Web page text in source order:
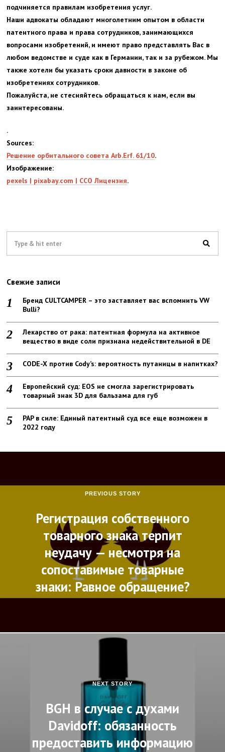
подчиняется правилам изобретения услуг.
Наши адвокаты обладают многолетним опытом в области
патентного права и права сотрудников, занимающихся
вопросами изобретений, и имеют право представлять Вас в
любом ведомстве и суде как в Германии, так и за рубежом. Мы
также хотели бы указать сроки давности в законе об
изобретениях сотрудников.
Пожалуйста, не стесняйтесь обращаться к нам, если вы
заинтересованы.
.
Sources:
Решение орбитального совета Arb.Erf. 61/10.
Изображение:
pexels | pixabay.com | CCO Лицензия.
Свежие записи
Бренд CULTCAMPER – это заставляет вас вспомнить VW
Bulli?
Лекарство от рака: патентная формула на активное
вещество в виде соли признана недействительной в DE
CODE-X против Cody’s: вероятность путаницы в напитках?
Европейский суд: EOS не смогла зарегистрировать
товарный знак 3D для бальзама для губ
PAP в силе: Единый патентный суд все еще возможен в
2022 году
PREVIOUS STORY
Регистрация собственного
товарного знака терпит
неудачу — несмотря на
сопоставимые товарные
знаки: Равное обращение?
NEXT STORY
BGH в случае с духами
Davidoff: обязанность
предоставить информацию